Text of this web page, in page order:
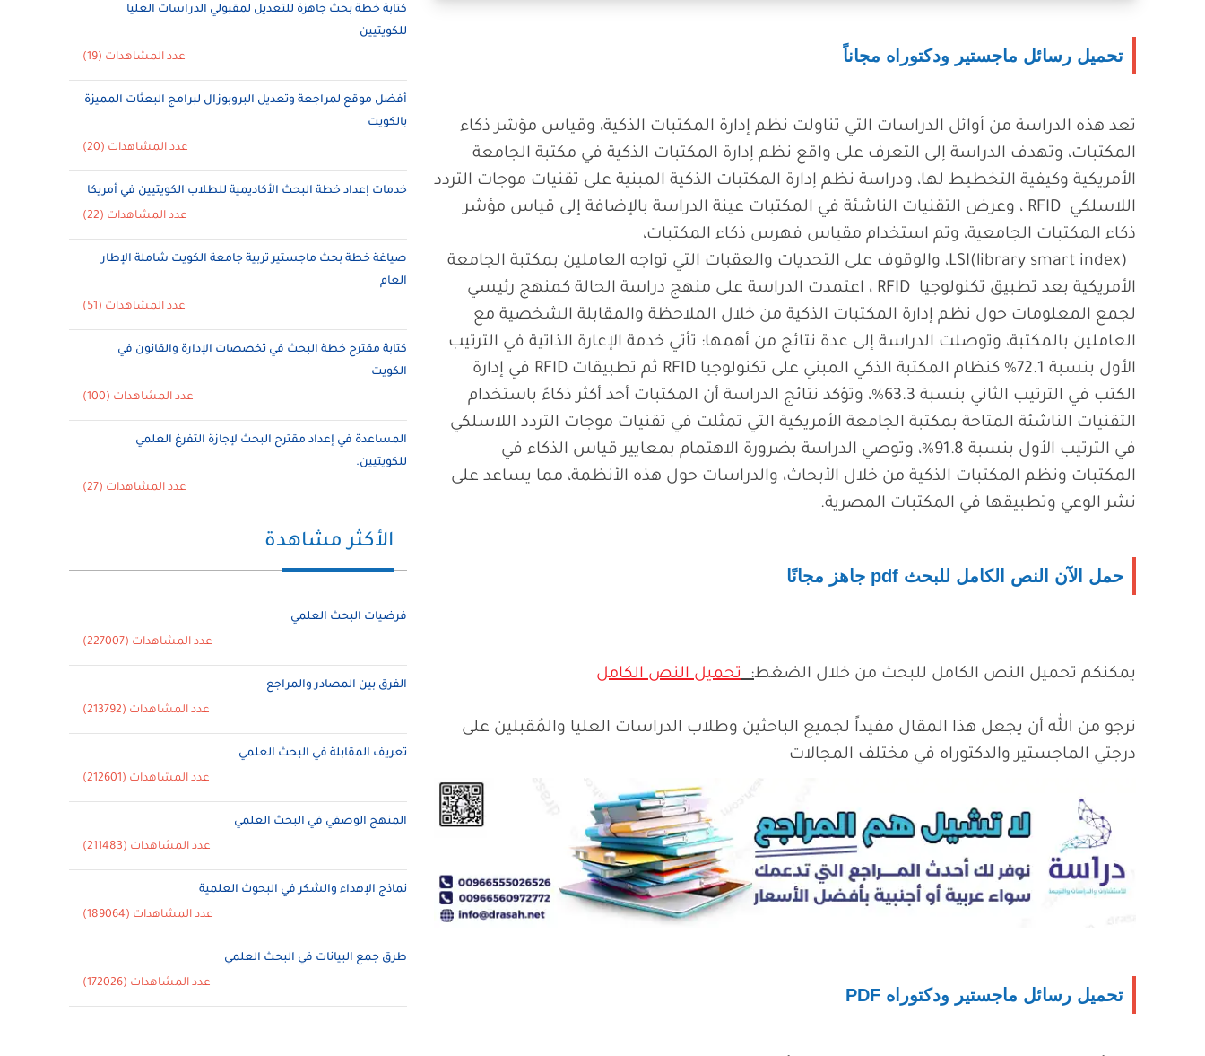
تحميل رسائل ماجستير ودكتوراه مجاناً
تعد هذه الدراسة من أوائل الدراسات التي تناولت نظم إدارة المكتبات الذكية، وقياس مؤشر ذكاء
المكتبات، وتهدف الدراسة إلى التعرف على واقع نظم إدارة المكتبات الذكية في مكتبة الجامعة
الأمريكية وكيفية التخطيط لها، ودراسة نظم إدارة المكتبات الذكية المبنية على تقنيات موجات التردد
اللاسلكي RFID ، وعرض التقنيات الناشئة في المكتبات عينة الدراسة بالإضافة إلى قياس مؤشر
ذكاء المكتبات الجامعية، وتم استخدام مقياس فهرس ذكاء المكتبات،
LSI(library smart index)، والوقوف على التحديات والعقبات التي تواجه العاملين بمكتبة الجامعة
الأمريكية بعد تطبيق تكنولوجيا RFID ، اعتمدت الدراسة على منهج دراسة الحالة كمنهج رئيسي
لجمع المعلومات حول نظم إدارة المكتبات الذكية من خلال الملاحظة والمقابلة الشخصية مع
العاملين بالمكتبة، وتوصلت الدراسة إلى عدة نتائج من أهمها: تأتي خدمة الإعارة الذاتية في الترتيب
الأول بنسبة 72.1% كنظام المكتبة الذكي المبني على تكنولوجيا RFID ثم تطبيقات RFID في إدارة
الكتب في الترتيب الثاني بنسبة 63.3%، وتؤكد نتائج الدراسة أن المكتبات أحد أكثر ذكاءً باستخدام
التقنيات الناشئة المتاحة بمكتبة الجامعة الأمريكية التي تمثلت في تقنيات موجات التردد اللاسلكي
في الترتيب الأول بنسبة 91.8%، وتوصي الدراسة بضرورة الاهتمام بمعايير قياس الذكاء في
المكتبات ونظم المكتبات الذكية من خلال الأبحاث، والدراسات حول هذه الأنظمة، مما يساعد على
نشر الوعي وتطبيقها في المكتبات المصرية.
حمل الآن النص الكامل للبحث pdf جاهز مجانًا
يمكنكم تحميل النص الكامل للبحث من خلال الضغط:تحميل النص الكامل
نرجو من الله أن يجعل هذا المقال مفيداً لجميع الباحثين وطلاب الدراسات العليا والمُقبلين على
درجتي الماجستير والدكتوراه في مختلف المجالات
تحميل رسائل ماجستير ودكتوراه PDF
كتابة خطة بحث جاهزة للتعديل لمقبولي الدراسات العليا
للكويتيين
عدد المشاهدات (19)
أفضل موقع لمراجعة وتعديل البروبوزال لبرامج البعثات المميزة
بالكويت
عدد المشاهدات (20)
خدمات إعداد خطة البحث الأكاديمية للطلاب الكويتيين في أمريكا
عدد المشاهدات (22)
صياغة خطة بحث ماجستير تربية جامعة الكويت شاملة الإطار
العام
عدد المشاهدات (51)
كتابة مقترح خطة البحث في تخصصات الإدارة والقانون في
الكويت
عدد المشاهدات (100)
المساعدة في إعداد مقترح البحث لإجازة التفرغ العلمي
للكويتيين.
عدد المشاهدات (27)
الأكثر مشاهدة
فرضيات البحث العلمي
عدد المشاهدات (227007)
الفرق بين المصادر والمراجع
عدد المشاهدات (213792)
تعريف المقابلة في البحث العلمي
عدد المشاهدات (212601)
المنهج الوصفي في البحث العلمي
عدد المشاهدات (211483)
نماذج الإهداء والشكر في البحوث العلمية
عدد المشاهدات (189064)
طرق جمع البيانات في البحث العلمي
عدد المشاهدات (172026)